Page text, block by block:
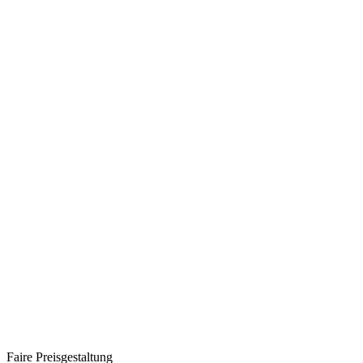
Faire Preisgestaltung